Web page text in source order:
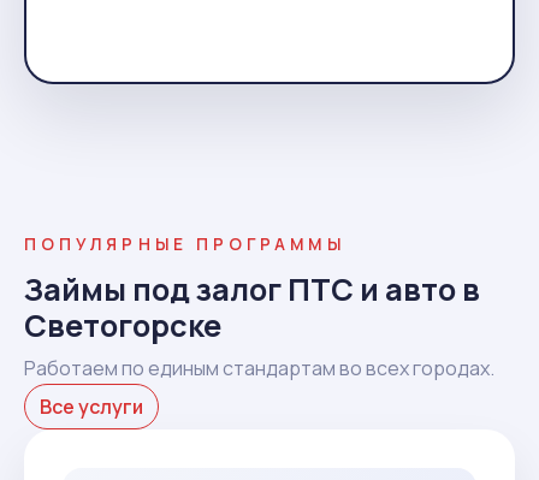
ПОПУЛЯРНЫЕ ПРОГРАММЫ
Займы под залог ПТС и авто в
Светогорске
Работаем по единым стандартам во всех городах.
Все услуги